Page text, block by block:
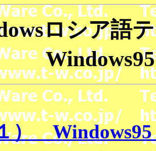
ロシア語
）